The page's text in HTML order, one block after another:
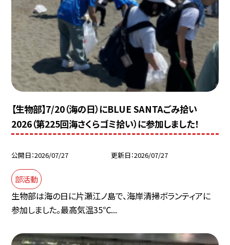
【生物部】7/20（海の日）にBLUE SANTAごみ拾い
2026（第225回海さくらゴミ拾い）に参加しました！
公開日 2026/07/27 更新日 2026/07/27
部活動
生物部は海の日に片瀬江ノ島で、海岸清掃ボランティアに
参加しました。最高気温35℃...